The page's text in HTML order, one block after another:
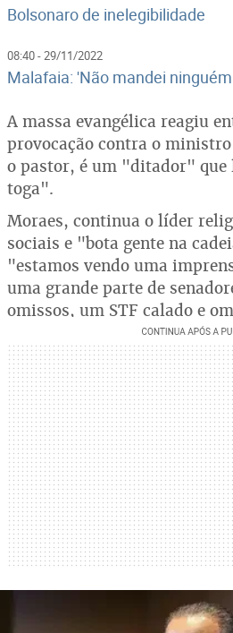
Bolsonaro de inelegibilidade
08:40 - 29/11/2022
Malafaia: 'Não mandei
A massa evangélica reagiu
provocação contra o ministro
o pastor, é um "ditador"
toga".
Moraes, continua o líder
sociais e "bota gente na
"estamos vendo uma
uma grande parte de
omissos, um STF calado e